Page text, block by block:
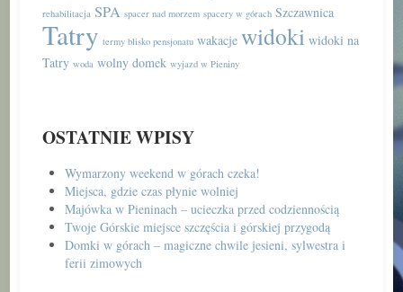
rehabilitacja SPA spacer nad morzem spacery w górach Szczawnica
Tatry termy blisko pensjonatu wakacje widoki widoki na
Tatry woda wolny domek wyjazd w Pieniny
OSTATNIE WPISY
Wymarzony weekend w górach czeka!
Miejsca, gdzie czas płynie wolniej
Majówka w Pieninach – ucieczka przed codziennością
Twoje Górskie miejsce szczęścia i górskiej przygodą
Domki w górach – magiczne chwile jesieni, sylwestra i
ferii zimowych